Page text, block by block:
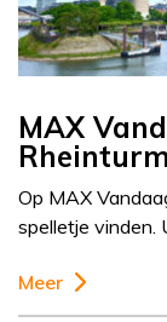
MAX
Op MAX
spelletje vinden.
Meer